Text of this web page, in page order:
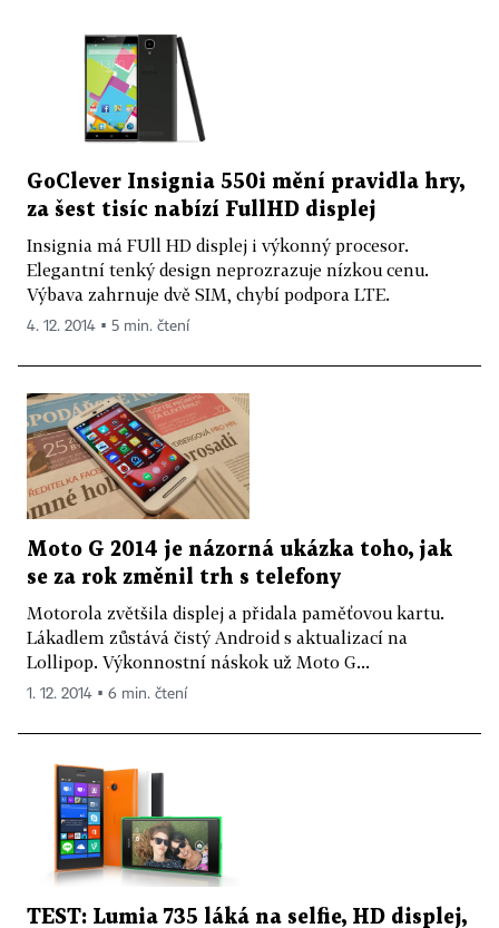
GoClever Insignia 550i mění pravidla hry,
za šest tisíc nabízí FullHD displej
Insignia má FUll HD displej i výkonný procesor.
Elegantní tenký design neprozrazuje nízkou cenu.
Výbava zahrnuje dvě SIM, chybí podpora LTE.
4. 12. 2014 ▪ 5 min. čtení
Moto G 2014 je názorná ukázka toho, jak
se za rok změnil trh s telefony
Motorola zvětšila displej a přidala paměťovou kartu.
Lákadlem zůstává čistý Android s aktualizací na
Lollipop. Výkonnostní náskok už Moto G...
1. 12. 2014 ▪ 6 min. čtení
TEST: Lumia 735 láká na selfie, HD displej,